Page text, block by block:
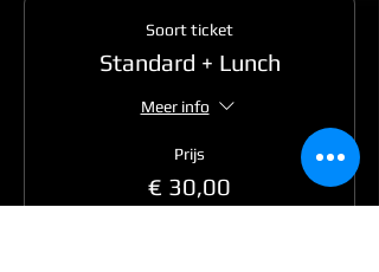
Soort ticket
Standard + Lunch
Meer info
Prijs
€ 30,00